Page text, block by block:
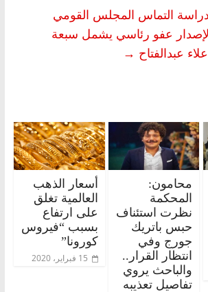
التماس المجلس القومي
عفو رئاسي يشمل سبعة
عبدالفتاح →
محامون:
المحكمة
نظرت استئناف
حبس باتريك
جورج وفي
انتظار القرار..
والباحث يروي
تفاصيل تعذيبه
أسعار الذهب
العالمية تغلق
على ارتفاع
بسبب “فيروس
كورونا”
15 فبراير، 2020